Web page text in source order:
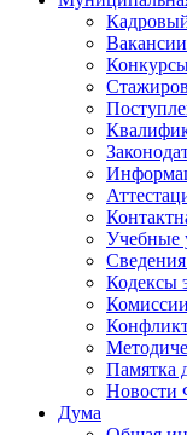
Вакансии
Учебные
Сведения
Кодексы
Памятка
Новости
Дума